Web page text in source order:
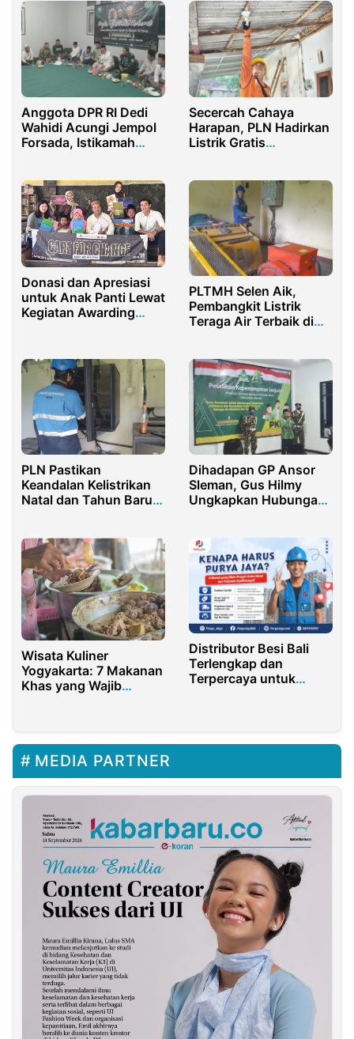
Anggota DPR RI Dedi
Wahidi Acungi Jempol
Forsada, Istikamah
Secercah Cahaya
Harapan, PLN Hadirkan
Listrik Gratis
Donasi dan Apresiasi
untuk Anak Panti Lewat
Kegiatan Awarding
PLTMH Selen Aik,
Pembangkit Listrik
Teraga Air Terbaik di
PLN Pastikan
Keandalan Kelistrikan
Natal dan Tahun Baru
Radio Telekomunikasi
Dihadapan GP Ansor
Sleman, Gus Hilmy
Ungkapkan Hubungan
Wisata Kuliner
Yogyakarta: 7 Makanan
Khas yang Wajib
Distributor Besi Bali
Terlengkap dan
Terpercaya untuk
MEDIA PARTNER